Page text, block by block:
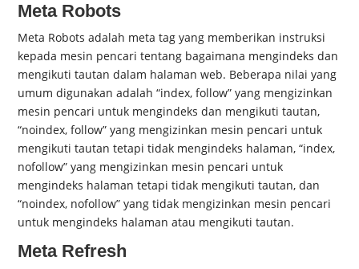
Meta Robots
Meta Robots adalah meta tag yang memberikan instruksi
kepada mesin pencari tentang bagaimana mengindeks dan
mengikuti tautan dalam halaman web. Beberapa nilai yang
umum digunakan adalah “index, follow” yang mengizinkan
mesin pencari untuk mengindeks dan mengikuti tautan,
“noindex, follow” yang mengizinkan mesin pencari untuk
mengikuti tautan tetapi tidak mengindeks halaman, “index,
nofollow” yang mengizinkan mesin pencari untuk
mengindeks halaman tetapi tidak mengikuti tautan, dan
“noindex, nofollow” yang tidak mengizinkan mesin pencari
untuk mengindeks halaman atau mengikuti tautan.
Meta Refresh